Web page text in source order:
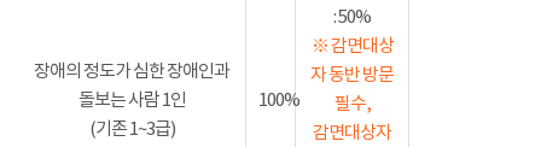
: 50%
※ 감면대상
자 동반 방문
필수,
감면대상자
장애의 정도가 심한 장애인과
돌보는 사람 1인
(기존 1~3급)
100%